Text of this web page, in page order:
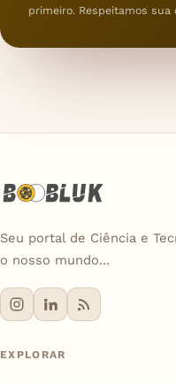
primeiro. Respeitamos sua
Seu portal de Ciência e
o nosso mundo...
EXPLORAR